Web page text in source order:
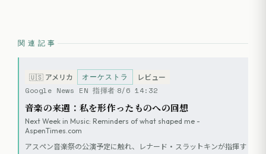
関連記事
🇺🇸 アメリカ オーケストラ レビュー
Google News EN 指揮者 8/6 14:32
音楽の来週：私を形作ったものへの回想
Next Week in Music: Reminders of what shaped me -
AspenTimes.com
アスペン音楽祭の公演予定に触れ、レナード・スラットキンが指揮す